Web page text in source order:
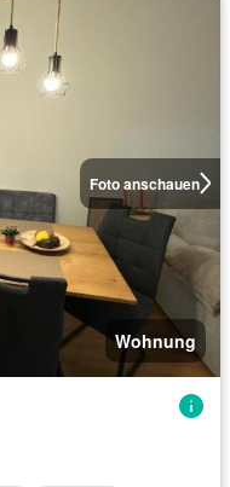
Foto anschauen
Wohnung